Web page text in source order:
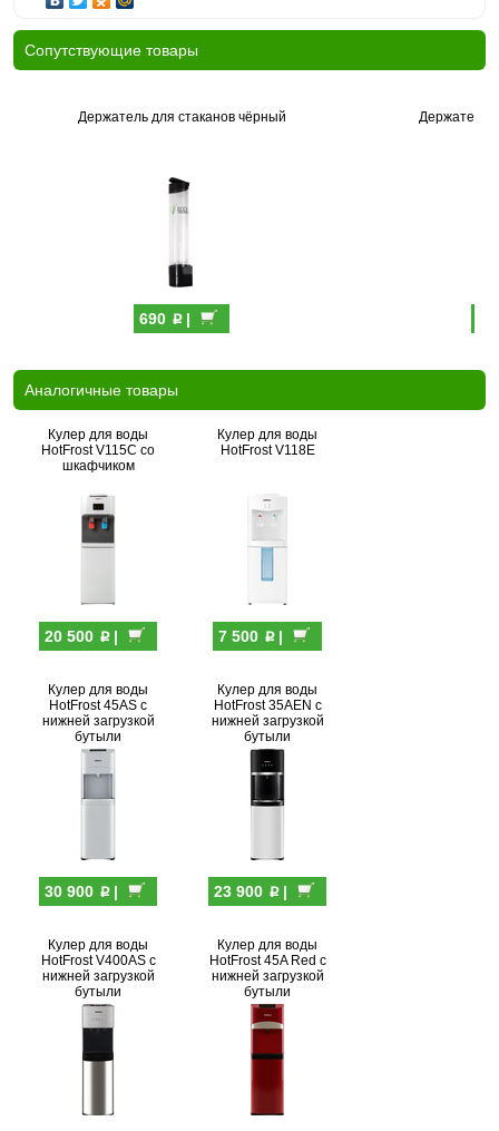
Cопутствующие товары
Держатель для стаканов чёрный
690 p|
Держатель
Аналогичные товары
Кулер для воды
HotFrost V115C со
шкафчиком
20 500 p|
Кулер для воды
HotFrost V118E
7 500 p|
Кулер для воды
HotFrost 45AS с
нижней загрузкой
бутыли
30 900 p|
Кулер для воды
HotFrost 35AEN с
нижней загрузкой
бутыли
23 900 p|
Кулер для воды
HotFrost V400AS с
нижней загрузкой
бутыли
Кулер для воды
HotFrost 45A Red с
нижней загрузкой
бутыли